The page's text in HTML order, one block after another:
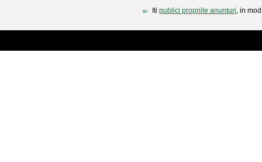
Iti publici propriile anunturi, in